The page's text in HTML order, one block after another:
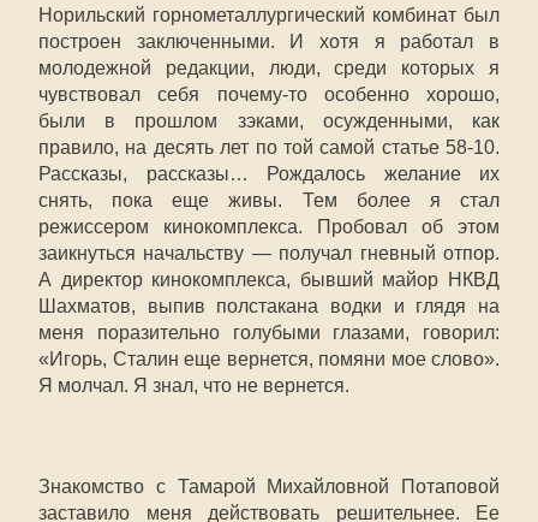
Норильский горнометаллургический комбинат был
построен заключенными. И хотя я работал в
молодежной редакции, люди, среди которых я
чувствовал себя почему-то особенно хорошо,
были в прошлом зэками, осужденными, как
правило, на десять лет по той самой статье 58-10.
Рассказы, рассказы… Рождалось желание их
снять, пока еще живы. Тем более я стал
режиссером кинокомплекса. Пробовал об этом
заикнуться начальству — получал гневный отпор.
А директор кинокомплекса, бывший майор НКВД
Шахматов, выпив полстакана водки и глядя на
меня поразительно голубыми глазами, говорил:
«Игорь, Сталин еще вернется, помяни мое слово».
Я молчал. Я знал, что не вернется.
Знакомство с Тамарой Михайловной Потаповой
заставило меня действовать решительнее. Ее